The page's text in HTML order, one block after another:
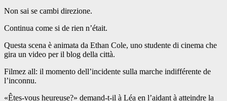
Non sai se cambi direzione.
Continua come si de rien n’était.
Questa scena è animata da Ethan Cole, uno studente di cinema che
gira un video per il blog della città.
Filmez all: il momento dell’incidente sulla marche indifférente de
l’inconnu.
«Êtes-vous heureuse?» demand-t-il à Léa en l’aidant à atteindre la